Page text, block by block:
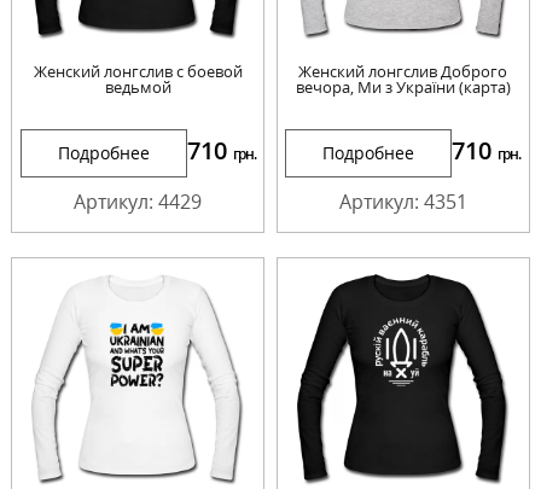
Женский лонгслив с боевой
ведьмой
Подробнее 710 грн.
Артикул: 4429
Женский лонгслив Доброго
вечора, Ми з України (карта)
Подробнее 710 грн.
Артикул: 4351